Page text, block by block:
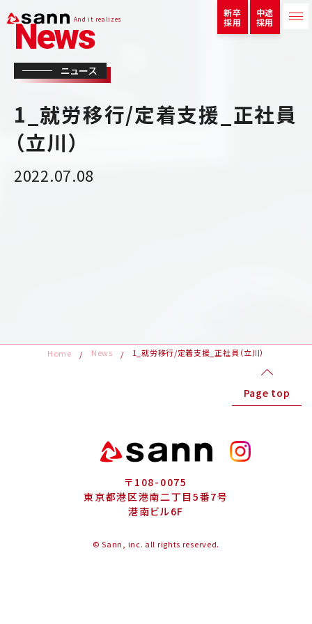
And it realizes
新卒
採用
中途
採用
News
ニュース
1_就労移行/定着支援_正社員
（立川）
2022.07.08
Home News 1_就労移行/定着支援_正社員（立川）
Page top
〒108-0075
東京都港区港南二丁目5番7号
港南ビル6F
© Sann, inc. all rights reserved.